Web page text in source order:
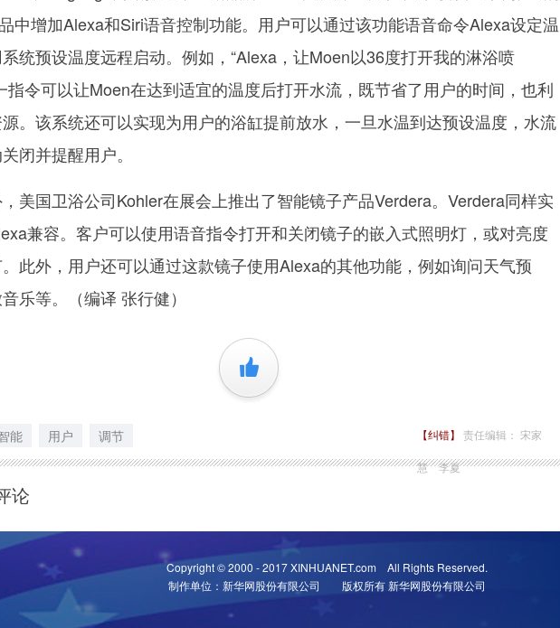
中增加Alexa和Siri语音控制功能。用户可以通过该功能语音命令Alexa设定温
统预设温度远程启动。例如，“Alexa，让Moen以36度打开我的淋浴喷
指令可以让Moen在达到适宜的温度后打开水流，既节省了用户的时间，也利
。该系统还可以实现为用户的浴缸提前放水，一旦水温到达预设温度，水流
闭并提醒用户。
国卫浴公司Kohler在展会上推出了智能镜子产品Verdera。Verdera同样实
兼容。客户可以使用语音指令打开和关闭镜子的嵌入式照明灯，或对亮度
此外，用户还可以通过这款镜子使用Alexa的其他功能，例如询问天气预
乐等。（编译 张行健）
+1
能 用户 调节 【纠错】 责任编辑： 宋家
慧 李夏
论
Copyright © 2000 - 2017 XINHUANET.com All Rights Reserved.
制作单位：新华网股份有限公司 版权所有 新华网股份有限公司